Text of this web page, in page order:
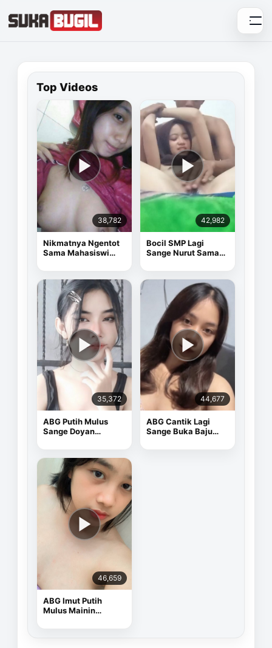
to
Top Videos
38,782
Nikmatnya Ngentot
Sama Mahasiswi
42,982
Bocil SMP Lagi
Sange Nurut Sama
35,372
ABG Putih Mulus
Sange Doyan
44,677
ABG Cantik Lagi
Sange Buka Baju
46,659
ABG Imut Putih
Mulus Mainin